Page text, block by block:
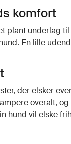
komfort
plant underlag
En lille
der elsker
overalt,
hund vil elske